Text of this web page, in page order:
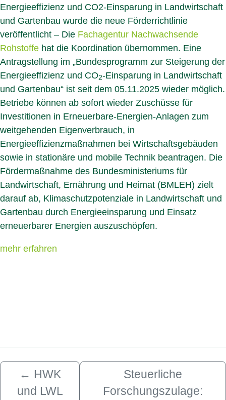
Energieeffizienz und CO2-Einsparung in Landwirtschaft
und Gartenbau wurde die neue Förderrichtlinie
veröffentlicht – Die Fachagentur Nachwachsende
Rohstoffe hat die Koordination übernommen. Eine
Antragstellung im „Bundesprogramm zur Steigerung der
Energieeffizienz und CO2-Einsparung in Landwirtschaft
und Gartenbau“ ist seit dem 05.11.2025 wieder möglich.
Betriebe können ab sofort wieder Zuschüsse für
Investitionen in Erneuerbare-Energien-Anlagen zum
weitgehenden Eigenverbrauch, in
Energieeffizienzmaßnahmen bei Wirtschaftsgebäuden
sowie in stationäre und mobile Technik beantragen. Die
Fördermaßnahme des Bundesministeriums für
Landwirtschaft, Ernährung und Heimat (BMLEH) zielt
darauf ab, Klimaschutzpotenziale in Landwirtschaft und
Gartenbau durch Energieeinsparung und Einsatz
erneuerbarer Energien auszuschöpfen.
mehr erfahren
← HWK
und LWL
Steuerliche
Forschungszulage: